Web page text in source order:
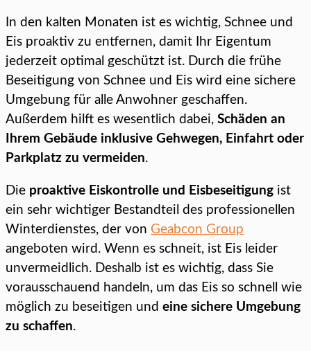
In den kalten Monaten ist es wichtig, Schnee und
Eis proaktiv zu entfernen, damit Ihr Eigentum
jederzeit optimal geschützt ist. Durch die frühe
Beseitigung von Schnee und Eis wird eine sichere
Umgebung für alle Anwohner geschaffen.
Außerdem hilft es wesentlich dabei, Schäden an
Ihrem Gebäude inklusive Gehwegen, Einfahrt oder
Parkplatz zu vermeiden.
Die proaktive Eiskontrolle und Eisbeseitigung ist
ein sehr wichtiger Bestandteil des professionellen
Winterdienstes, der von Geabcon Group
angeboten wird. Wenn es schneit, ist Eis leider
unvermeidlich. Deshalb ist es wichtig, dass Sie
vorausschauend handeln, um das Eis so schnell wie
möglich zu beseitigen und eine sichere Umgebung
zu schaffen.